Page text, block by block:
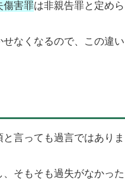
傷害罪は非親告罪と定めら
せなくなるので、この違い
言っても過言ではありま
そもそも過失がなかった